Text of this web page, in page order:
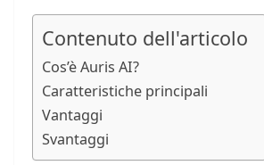
Contenuto dell'articolo
Cos’è Auris AI?
Caratteristiche principali
Vantaggi
Svantaggi